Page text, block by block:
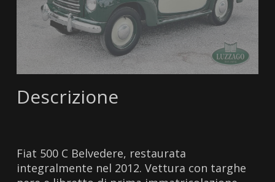
Descrizione
Fiat 500 C Belvedere, restaurata
integralmente nel 2012. Vettura con targhe